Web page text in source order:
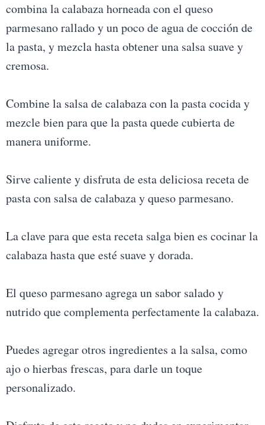
combina la calabaza horneada con el queso
parmesano rallado y un poco de agua de cocción de
la pasta, y mezcla hasta obtener una salsa suave y
cremosa.
Combine la salsa de calabaza con la pasta cocida y
mezcle bien para que la pasta quede cubierta de
manera uniforme.
Sirve caliente y disfruta de esta deliciosa receta de
pasta con salsa de calabaza y queso parmesano.
La clave para que esta receta salga bien es cocinar la
calabaza hasta que esté suave y dorada.
El queso parmesano agrega un sabor salado y
nutrido que complementa perfectamente la calabaza.
Puedes agregar otros ingredientes a la salsa, como
ajo o hierbas frescas, para darle un toque
personalizado.